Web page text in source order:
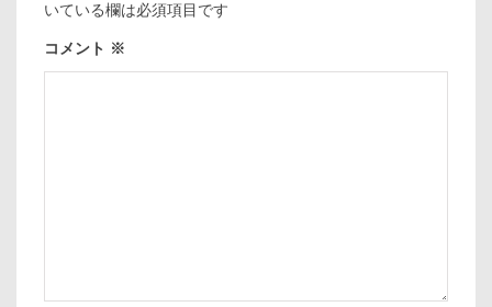
いている欄は必須項目です
コメント ※